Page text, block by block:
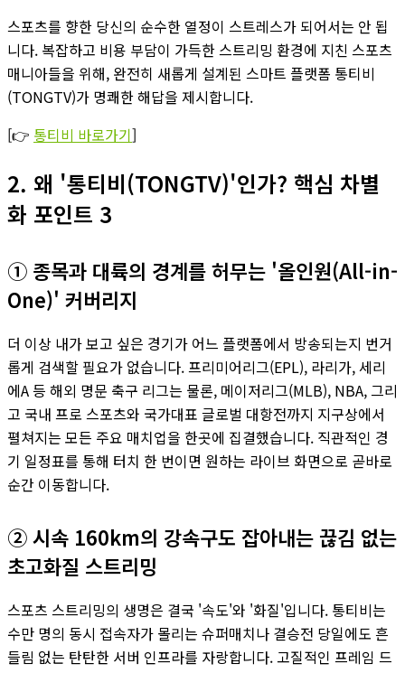
스포츠를 향한 당신의 순수한 열정이 스트레스가 되어서는 안 됩
니다. 복잡하고 비용 부담이 가득한 스트리밍 환경에 지친 스포츠
매니아들을 위해, 완전히 새롭게 설계된 스마트 플랫폼 통티비
(TONGTV)가 명쾌한 해답을 제시합니다.
[👉 통티비 바로가기]
2. 왜 '통티비(TONGTV)'인가? 핵심 차별
화 포인트 3
① 종목과 대륙의 경계를 허무는 '올인원(All-in-
One)' 커버리지
더 이상 내가 보고 싶은 경기가 어느 플랫폼에서 방송되는지 번거
롭게 검색할 필요가 없습니다. 프리미어리그(EPL), 라리가, 세리
에A 등 해외 명문 축구 리그는 물론, 메이저리그(MLB), NBA, 그리
고 국내 프로 스포츠와 국가대표 글로벌 대항전까지 지구상에서
펼쳐지는 모든 주요 매치업을 한곳에 집결했습니다. 직관적인 경
기 일정표를 통해 터치 한 번이면 원하는 라이브 화면으로 곧바로
순간 이동합니다.
② 시속 160km의 강속구도 잡아내는 끊김 없는
초고화질 스트리밍
스포츠 스트리밍의 생명은 결국 '속도'와 '화질'입니다. 통티비는
수만 명의 동시 접속자가 몰리는 슈퍼매치나 결승전 당일에도 흔
들림 없는 탄탄한 서버 인프라를 자랑합니다. 고질적인 프레임 드